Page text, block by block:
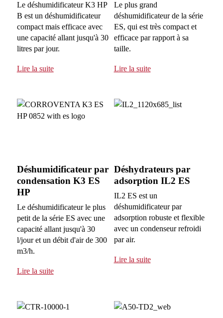
Le déshumidificateur K3 HP
B est un déshumidificateur
compact mais efficace avec
une capacité allant jusqu'à 30
litres par jour.
Lire la suite
Le plus grand
déshumidificateur de la série
ES, qui est très compact et
efficace par rapport à sa
taille.
Lire la suite
Déshumidificateur par
condensation K3 ES
HP
Le déshumidificateur le plus
petit de la série ES avec une
capacité allant jusqu'à 30
l/jour et un débit d'air de 300
m3/h.
Lire la suite
Déshydrateurs par
adsorption IL2 ES
IL2 ES est un
déshumidificateur par
adsorption robuste et flexible
avec un condenseur refroidi
par air.
Lire la suite